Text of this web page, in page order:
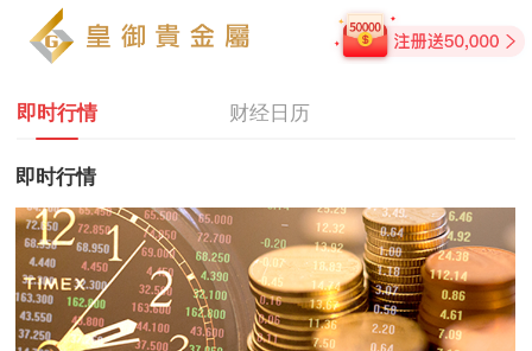
即时行情 财经日历
即时行情